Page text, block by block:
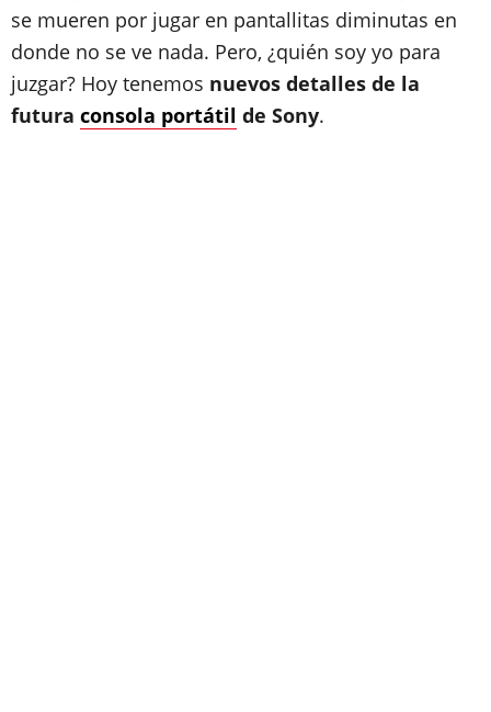
se mueren por jugar en pantallitas diminutas en
donde no se ve nada. Pero, ¿quién soy yo para
juzgar? Hoy tenemos nuevos detalles de la
futura consola portátil de Sony.